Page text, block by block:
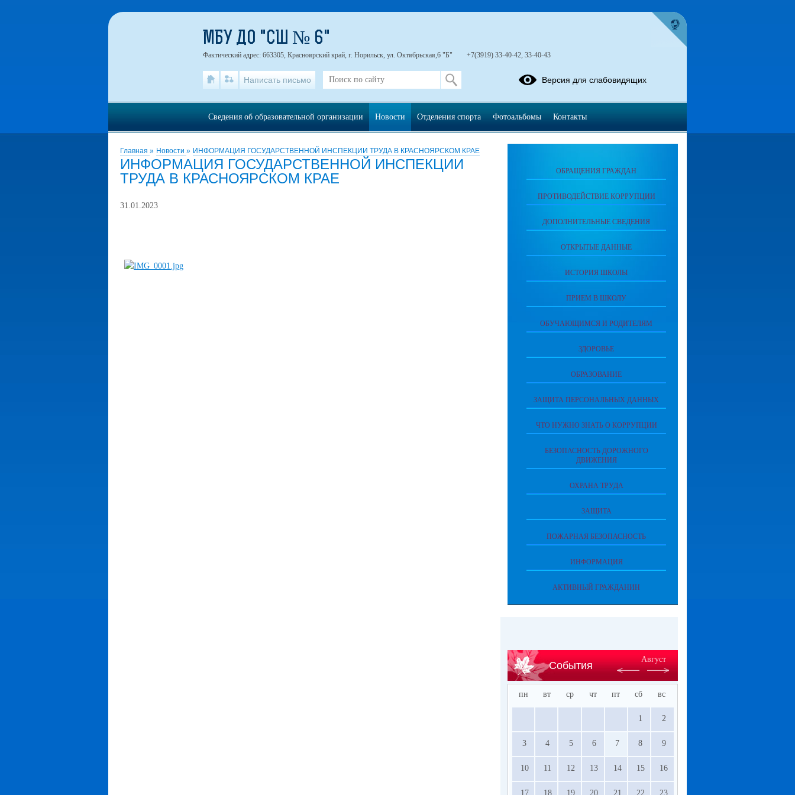
Главная » Новости » ИНФОРМАЦИЯ ГОСУДАРСТВЕННОЙ ИНСПЕКЦИИ ТРУДА В КРАСНОЯРСКОМ КРАЕ
ИНФОРМАЦИЯ ГОСУДАРСТВЕННОЙ ИНСПЕКЦИИ
ТРУДА В КРАСНОЯРСКОМ КРАЕ
31.01.2023
ОБРАЩЕНИЯ ГРАЖДАН
ПРОТИВОДЕЙСТВИЕ КОРРУПЦИИ
ДОПОЛНИТЕЛЬНЫЕ СВЕДЕНИЯ
ОТКРЫТЫЕ ДАННЫЕ
ИСТОРИЯ ШКОЛЫ
ПРИЕМ В ШКОЛУ
ОБУЧАЮЩИМСЯ И РОДИТЕЛЯМ
ЗДОРОВЬЕ
ОБРАЗОВАНИЕ
ЗАЩИТА ПЕРСОНАЛЬНЫХ ДАННЫХ
ЧТО НУЖНО ЗНАТЬ О КОРРУПЦИИ
БЕЗОПАСНОСТЬ ДОРОЖНОГО
ДВИЖЕНИЯ
ОХРАНА ТРУДА
ЗАЩИТА
ПОЖАРНАЯ БЕЗОПАСНОСТЬ
ИНФОРМАЦИЯ
АКТИВНЫЙ ГРАЖДАНИН
События
Август
пн вт ср чт пт сб вс
1 2
3 4 5 6 7 8 9
10 11 12 13 14 15 16
17 18 19 20 21 22 23
МБУ ДО "СШ № 6"
Фактический адрес: 663305, Красноярский край, г. Норильск, ул. Октябрьская,6 "Б" +7(3919) 33-40-42, 33-40-43
Написать письмо Версия для слабовидящих
Сведения об образовательной организации Новости Отделения спорта Фотоальбомы Контакты